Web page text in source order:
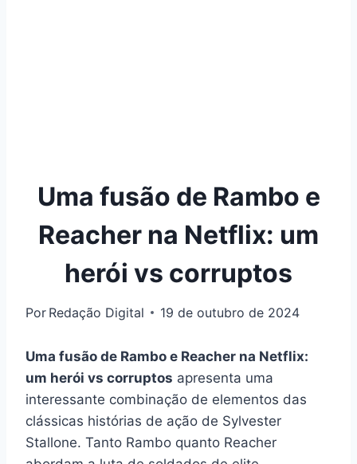
Uma fusão de Rambo e
Reacher na Netflix: um
herói vs corruptos
Por Redação Digital 19 de outubro de 2024
Uma fusão de Rambo e Reacher na Netflix:
um herói vs corruptos apresenta uma
interessante combinação de elementos das
clássicas histórias de ação de Sylvester
Stallone. Tanto Rambo quanto Reacher